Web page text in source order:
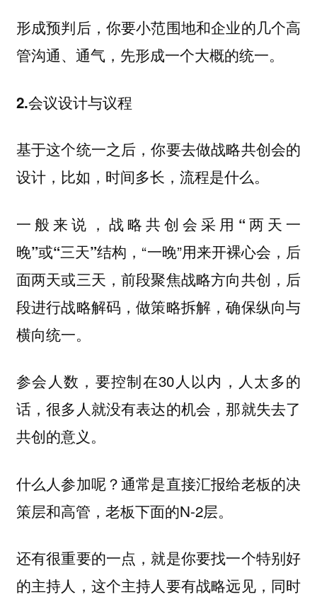
形成预判后，你要小范围地和企业的几个高
管沟通、通气，先形成一个大概的统一。
2.会议设计与议程
基于这个统一之后，你要去做战略共创会的
设计，比如，时间多长，流程是什么。
一般来说， 战略共创会采用“两天一
晚”或“三天”结构， “一晚”用来开裸心会，后
面两天或三天，前段聚焦战略方向共创，后
段进行战略解码，做策略拆解，确保纵向与
横向统一。
参会人数，要控制在30人以内，人太多的
话，很多人就没有表达的机会，那就失去了
共创的意义。
什么人参加呢？通常是直接汇报给老板的决
策层和高管，老板下面的N-2层。
还有很重要的一点，就是你要找一个特别好
的主持人，这个主持人要有战略远见，同时